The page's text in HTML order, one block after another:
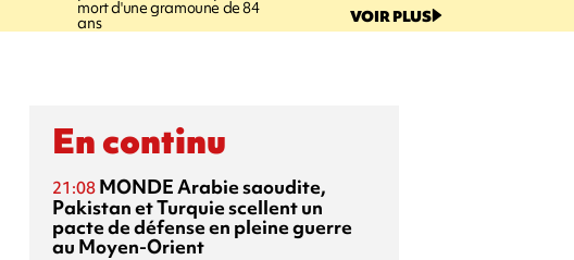
mort d'une gramoune de 84
ans VOIR PLUS
En continu
21:08 MONDEArabie saoudite,
Pakistan et Turquie scellent un
pacte de défense en pleine guerre
au Moyen-Orient